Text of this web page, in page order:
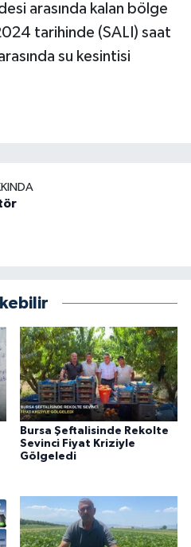
arasında kalan bölge
tarihinde (SALI) saat
su kesintisi
Bursa Şeftalisinde Rekolte
Sevinci Fiyat Kriziyle
Gölgeledi